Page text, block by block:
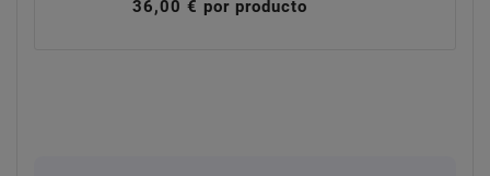
36,00 € por producto